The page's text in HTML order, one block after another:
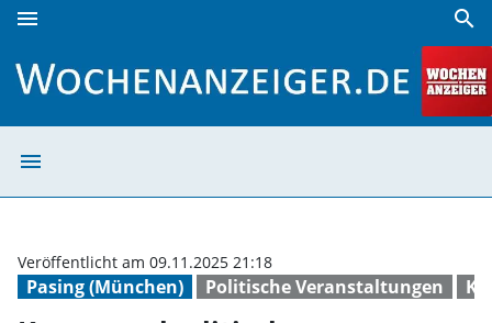
menu search
menu
Pasing (München) Politische Veranstaltungen
Veröffentlicht am 09.11.2025 21:18